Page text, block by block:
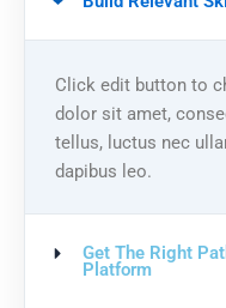
Click edit button to
dolor sit amet,
tellus, luctus nec
dapibus leo.
Get The Right
Platform